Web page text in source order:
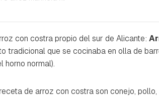
con costra propio del sur de Alicante:
tradicional que se cocinaba en olla de
horno normal).
de arroz con costra son conejo,